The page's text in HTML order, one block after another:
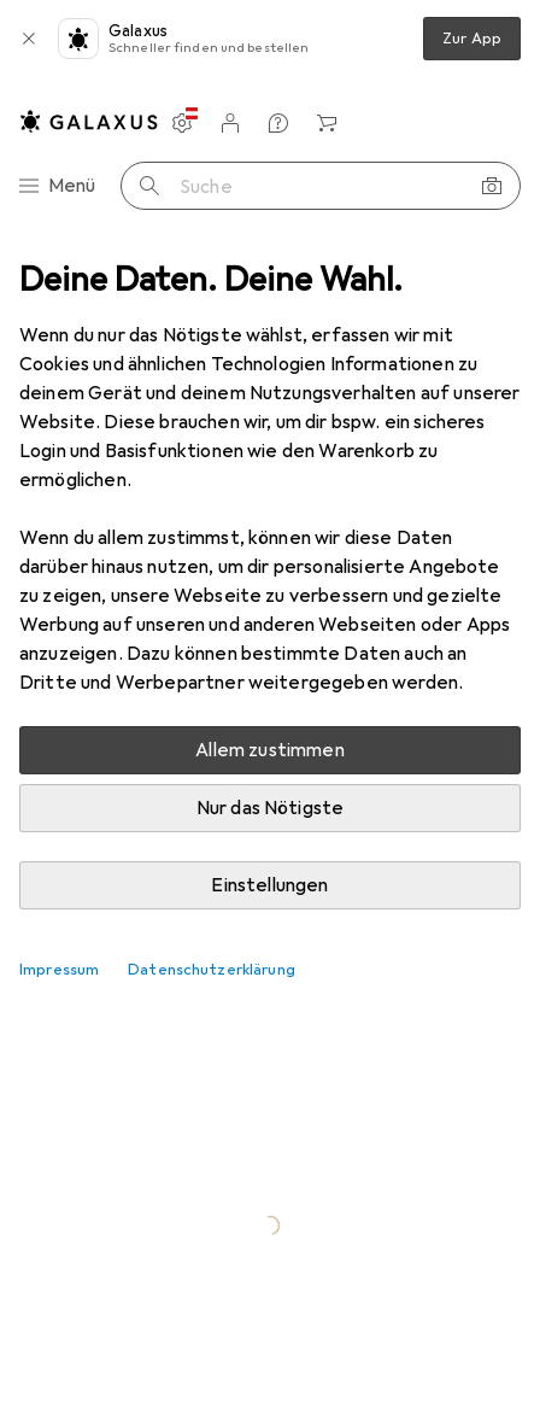
Deine Daten. Deine Wahl.
Wenn du nur das Nötigste wählst, erfassen wir mit
Cookies und ähnlichen Technologien Informationen zu
deinem Gerät und deinem Nutzungsverhalten auf unserer
Website. Diese brauchen wir, um dir bspw. ein sicheres
Login und Basisfunktionen wie den Warenkorb zu
ermöglichen.
Wenn du allem zustimmst, können wir diese Daten
darüber hinaus nutzen, um dir personalisierte Angebote
zu zeigen, unsere Webseite zu verbessern und gezielte
Werbung auf unseren und anderen Webseiten oder Apps
anzuzeigen. Dazu können bestimmte Daten auch an
Dritte und Werbepartner weitergegeben werden.
Allem zustimmen
Nur das Nötigste
Einstellungen
Impressum Datenschutzerklärung
Galaxus
Schneller finden und bestellen Zur App
Navigation nach Kategorien
Menü Suche
Einstellungen
Kundenkonto
Vergleichslisten
Merklisten
Warenkorb
Beauty + Gesundheit Gesundheit Massage
Massagegerät
Produkte Forum